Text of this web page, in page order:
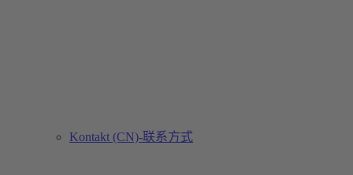
Kontakt (CN)-联系方式